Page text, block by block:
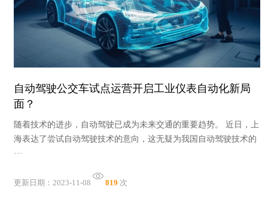
自动驾驶公交车试点运营开启工业仪表自动化新局
面？
随着技术的进步，自动驾驶已成为未来交通的重要趋势。 近日，上
海表达了尝试自动驾驶技术的意向，这无疑为我国自动驾驶技术的
···
更新日期：2023-11-08 819 次